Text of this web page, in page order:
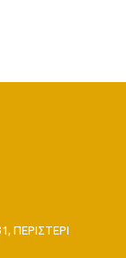
ΠΕΡΙΣΤΕΡΙ